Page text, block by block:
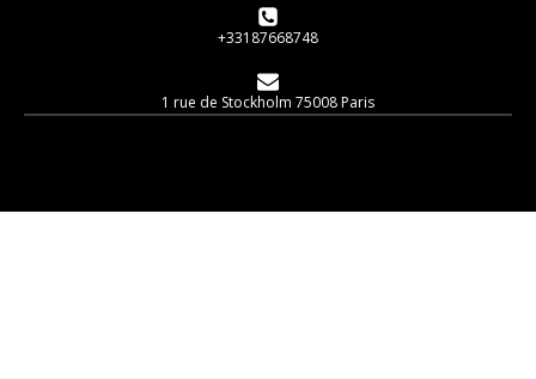
+33187668748
1 rue de Stockholm 75008 Paris